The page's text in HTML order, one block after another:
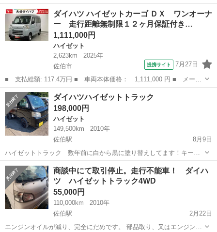
なります。 車検は、令和5年8月まであります。 平成13年式 4wd 5速
値段交渉あり まずは、連絡下さい。
大分 佐伯市 ハイゼット 令和5年
ダイハツ ハイゼットカーゴ ＤＸ ワンオーナ
ー 走行距離無制限１２ヶ月保証付き…
1,111,000円
ハイゼット
2,623km
2025年
佐伯市
提携サイト 7月27日
■ 支払総額: 117.4万円 ■ 車両本体価格： 1,111,000 円 ■ メーカ
ー名： ダイハツ ■ 車種名： ハイゼットカーゴ ■ グレード
名： ＤＸ ワンオーナー 走行距離無制限１２ヶ月保証付き レー
ダーブレーキ...
大分 佐伯市 ハイゼット
ダイハツハイゼットトラック
198,000円
ハイゼット
149,500km
2010年
佐伯駅
8月9日
ハイゼットトラック 数年前に白から黒に塗り替えしてます！キーレ
ス他 写真1と2にはホイール付けてますが、ノーマルのテッチン渡しで
す！
大分 佐伯市 佐伯駅 ハイゼット ダイハツハイゼット
商談中にて取引停止。走行不能車！ ダイハ
ツ ハイゼットトラック4WD
55,000円
110,000km
2010年
佐伯駅
2月22日
エンジンオイルが減り、完全にだめです。 部品取り、又はエンジン載